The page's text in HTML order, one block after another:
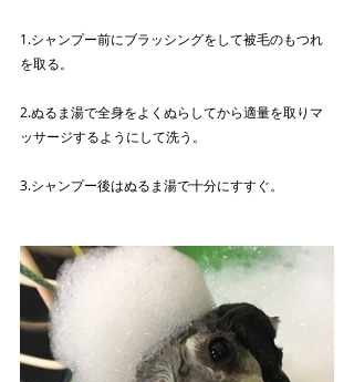
1.シャンプー前にブラッシングをして被毛のもつれ
を取る。
2.ぬるま湯で全身をよくぬらしてから適量を取りマ
ッサージするようにして洗う。
3.シャンプー後はぬるま湯で十分にすすぐ。